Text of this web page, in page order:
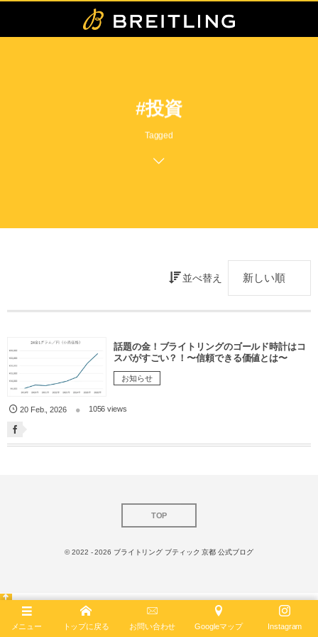
#投資
Tagged
並べ替え
話題の金！ブライトリングのゴールド時計はコ
スパがすごい？！〜信頼できる価値とは〜
お知らせ
20 Feb. ,2026 1056 views
TOP
© 2022 - 2026 ブライトリング ブティック 京都 公式ブログ
メニュー トップに戻る お問い合わせ Googleマップ Instagram